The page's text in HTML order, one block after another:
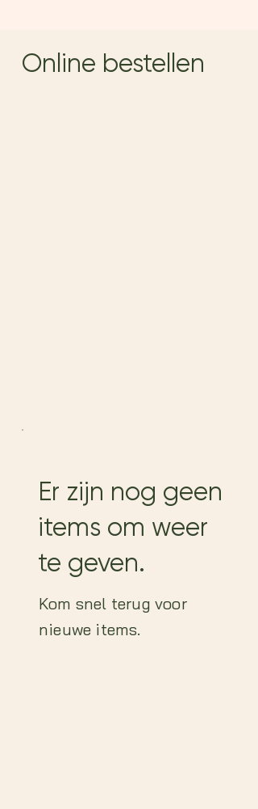
Online bestellen
Er zijn nog geen
items om weer
te geven.
Kom snel terug voor
nieuwe items.